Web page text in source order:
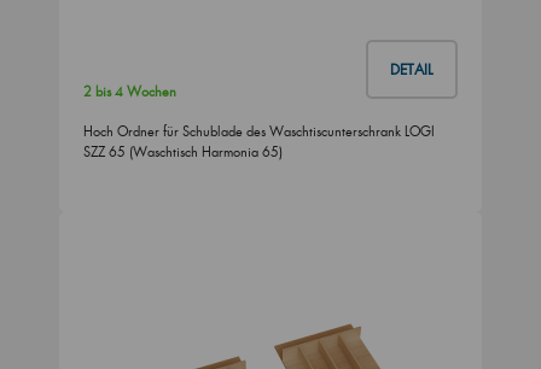
DETAIL
2 bis 4 Wochen
Hoch Ordner für Schublade des Waschtiscunterschrank LOGI
SZZ 65 (Waschtisch Harmonia 65)